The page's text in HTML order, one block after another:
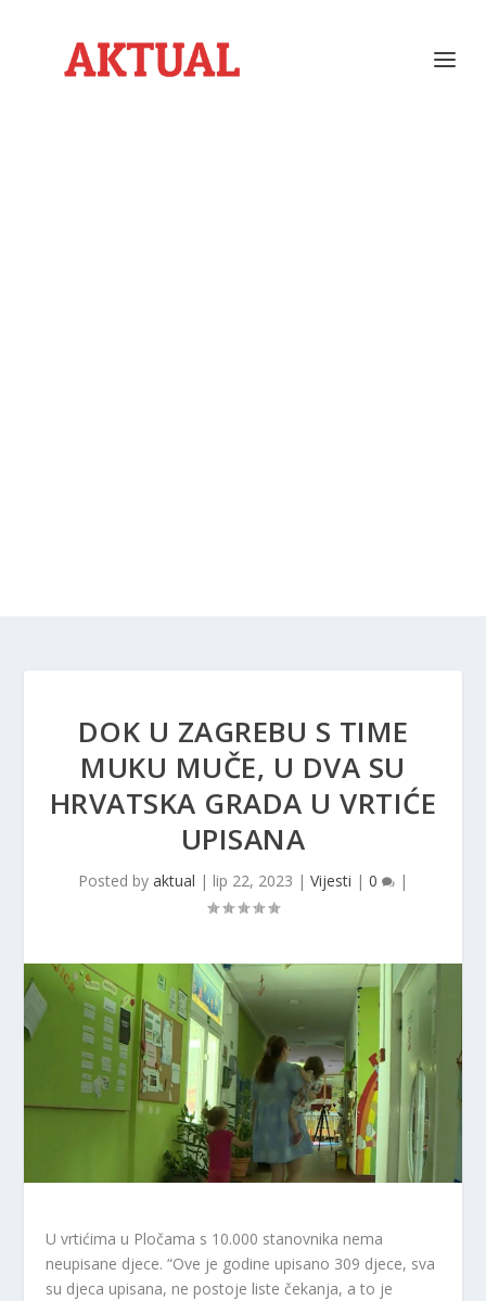
DOK U ZAGREBU S TIME
MUKU MUČE, U DVA SU
HRVATSKA GRADA U VRTIĆE
UPISANA
Posted by aktual | lip 22, 2023 | Vijesti | 0 |
U vrtićima u Pločama s 10.000 stanovnika nema
neupisane djece. “Ove je godine upisano 309 djece, sva
su djeca upisana, ne postoje liste čekanja, a to je